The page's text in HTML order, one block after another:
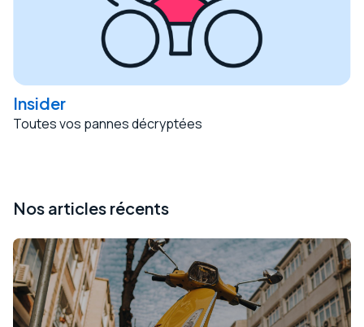
Insider
Toutes vos pannes décryptées
Nos articles récents